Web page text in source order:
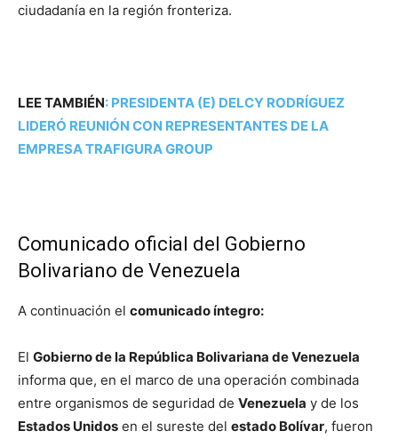
ciudadanía en la región fronteriza.
LEE TAMBIÉN: PRESIDENTA (E) DELCY RODRÍGUEZ
LIDERÓ REUNIÓN CON REPRESENTANTES DE LA
EMPRESA TRAFIGURA GROUP
Comunicado oficial del Gobierno
Bolivariano de Venezuela
A continuación el comunicado íntegro:
El Gobierno de la República Bolivariana de Venezuela
informa que, en el marco de una operación combinada
entre organismos de seguridad de Venezuela y de los
Estados Unidos en el sureste del estado Bolívar, fueron